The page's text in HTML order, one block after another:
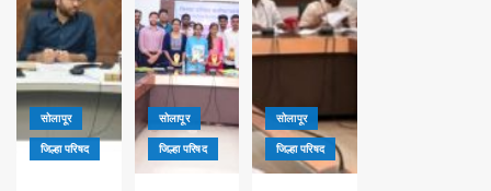
सोलापूर
जिल्हा परिषद
सोलापूर
जिल्हा परिषद
सोलापूर
जिल्हा परिषद